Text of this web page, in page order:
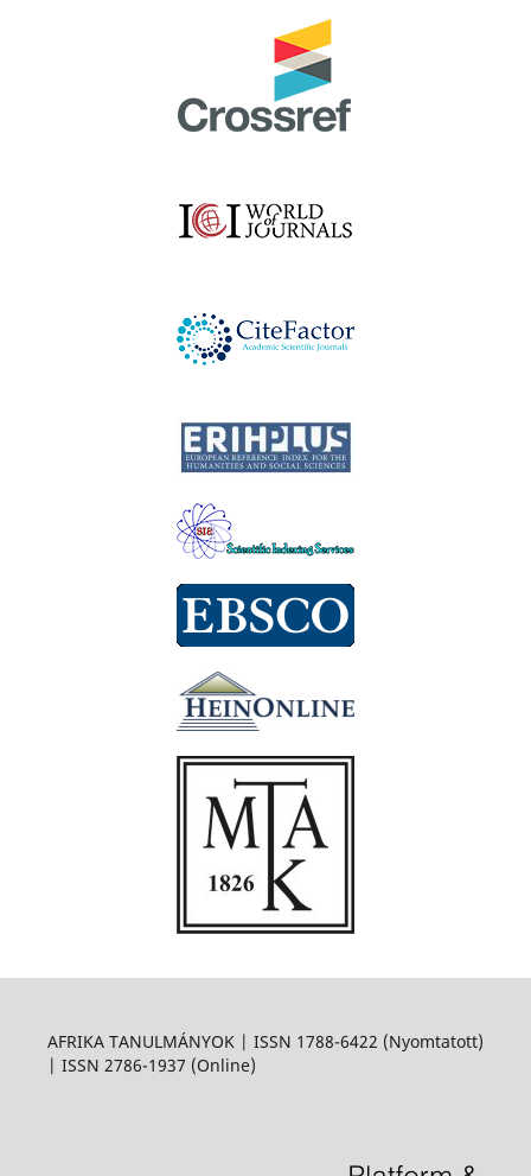
AFRIKA TANULMÁNYOK | ISSN 1788-6422 (Nyomtatott)
| ISSN 2786-1937 (Online)